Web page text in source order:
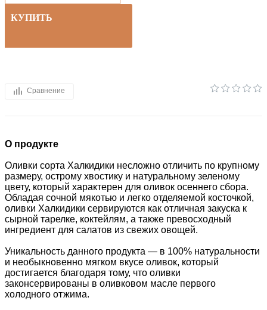
КУПИТЬ
Сравнение
О продукте
Оливки сорта Халкидики несложно отличить по крупному
размеру, острому хвостику и натуральному зеленому
цвету, который характерен для оливок осеннего сбора.
Обладая сочной мякотью и легко отделяемой косточкой,
оливки Халкидики сервируются как отличная закуска к
сырной тарелке, коктейлям, а также превосходный
ингредиент для салатов из свежих овощей.
Уникальность данного продукта — в 100% натуральности
и необыкновенно мягком вкусе оливок, который
достигается благодаря тому, что оливки
законсервированы в оливковом масле первого
холодного отжима.